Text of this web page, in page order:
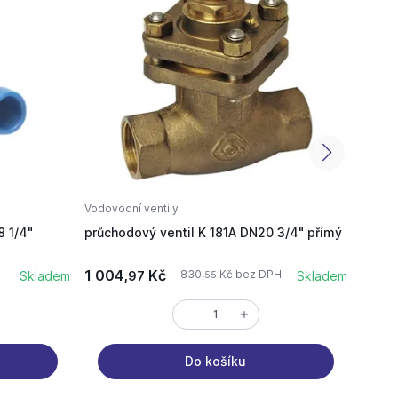
1/4"
Skladem
Vodovodní ventily
průchodový ventil K 181A DN20 3/4" přímý
1 004,97 Kč 830,55 Kč bez DPH Skladem
Do košíku